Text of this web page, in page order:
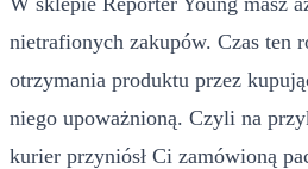
nietrafionych zakupów. Czas ten
otrzymania produktu przez
niego upoważnioną. Czyli na
kurier przyniósł Ci zamówioną